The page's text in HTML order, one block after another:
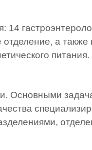
14
отделение, а
питания.
Основными